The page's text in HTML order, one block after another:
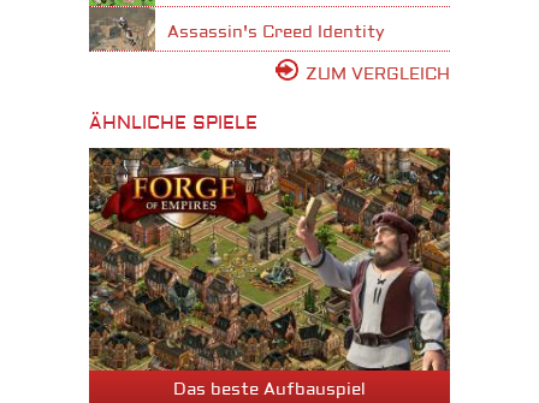
Assassin's Creed Identity
ZUM VERGLEICH
ÄHNLICHE SPIELE
Das beste Aufbauspiel